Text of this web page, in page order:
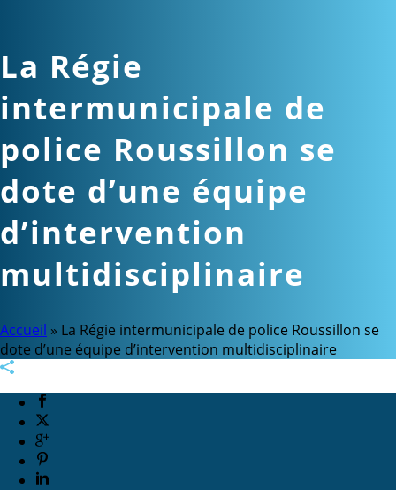
La Régie
intermunicipale de
police Roussillon se
dote d’une équipe
d’intervention
multidisciplinaire
Accueil » La Régie intermunicipale de police Roussillon se
dote d’une équipe d’intervention multidisciplinaire